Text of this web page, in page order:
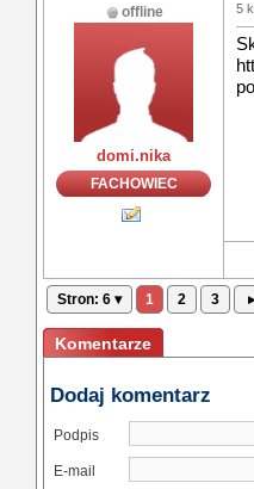
offline
domi.nika
FACHOWIEC
5
Stron: 6 ▾ 1 2 3 ▸
Komentarze
Dodaj komentarz
Podpis
E-mail